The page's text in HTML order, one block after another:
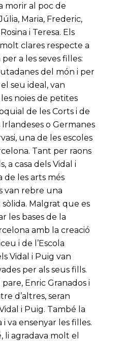
morir al poc de
Maria, Frederic,
i Teresa. Els
clares respecte a
a les seves filles:
del món i per
seu ideal, van
noies de petites
de les Corts i de
o Germanes
una de les escoles
Tant per raons
a casa dels Vidal i
de les arts més
van rebre una
Malgrat que es
les bases de la
amb la creació
i de l’Escola
Vidal i Puig van
per als seus fills.
Enric Granados i
d’altres, seran
i Puig. També la
va ensenyar les filles.
li agradava molt el